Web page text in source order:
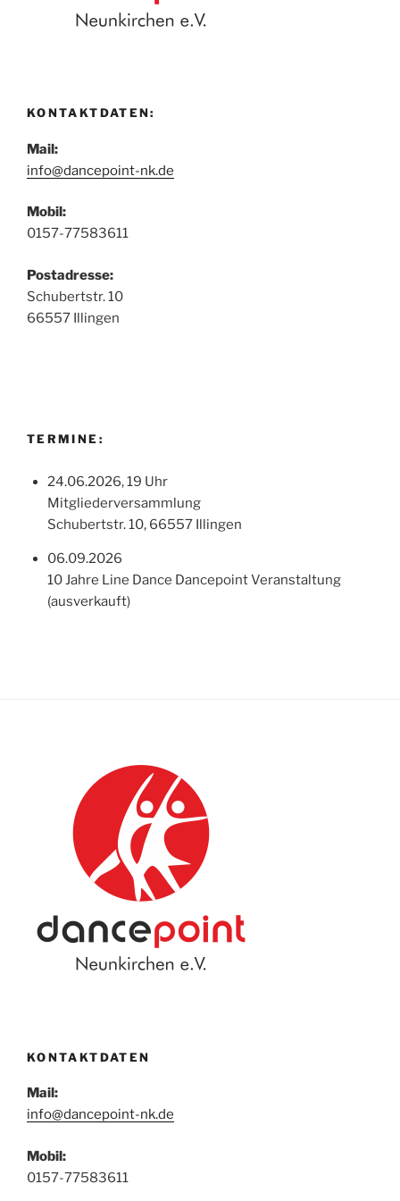
KONTAKTDATEN:
Mail:
info@dancepoint-nk.de
Mobil:
0157-77583611
Postadresse:
Schubertstr. 10
66557 Illingen
TERMINE:
24.06.2026, 19 Uhr
Mitgliederversammlung
Schubertstr. 10, 66557 Illingen
06.09.2026
10 Jahre Line Dance Dancepoint Veranstaltung
(ausverkauft)
KONTAKTDATEN
Mail:
info@dancepoint-nk.de
Mobil:
0157-77583611